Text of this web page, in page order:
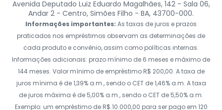
Avenida Deputado Luiz Eduardo Magalhães, 142 - Sala 06,
Andar 2 - Centro, Simões Filho - BA, 43700-000.
Informações importantes: As taxas de juros e prazos
praticados nos empréstimos observam as determinações de
cada produto e convênio, assim como políticas internas.
Informações adicionais: prazo mínimo de 6 meses e máximo de
144 meses. Valor mínimo de empréstimo R$ 200,00. A taxa de
juros mínima é de 1,39% a.m., sendo o CET de 1,46% a.m. A taxa
de juros máxima é de 5,00% a.m., sendo o CET de 5,50% a.m.
Exemplo: um empréstimo de R$ 10.000,00 para ser pago em 120